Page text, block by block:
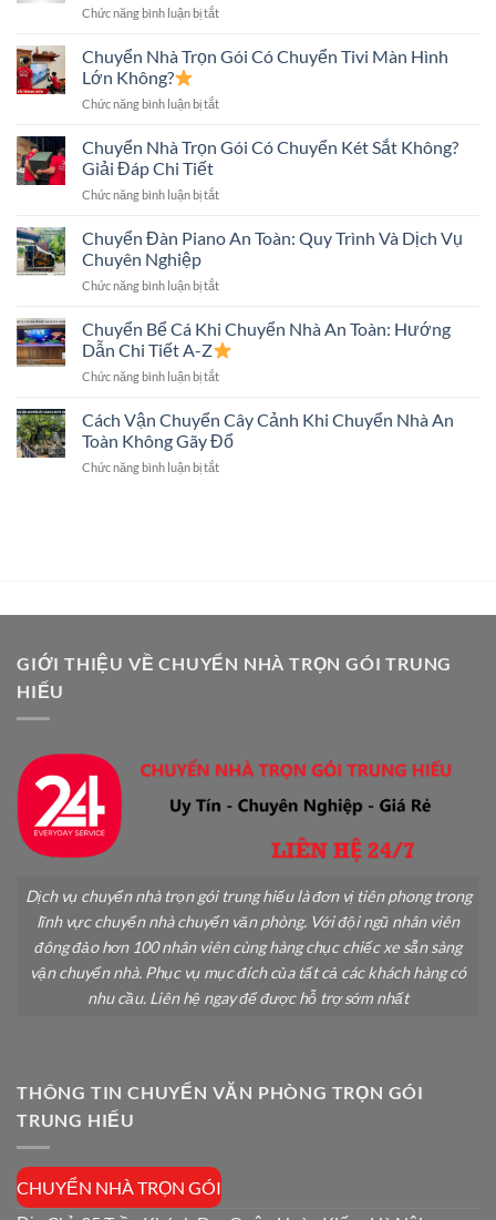
Những
Cần
Chuyển
An
Điều
Biết
Chức năng bình luận bị tắtở
Lắp
Máy
Khi
Nhà
Thuật,
Toàn
Chuyển Nhà Trọn Gói Có Chuyển Tivi Màn Hình
Lớn Không?
Chức năng bình luận bị tắtở
Nhà
Trọn
Có
Tivi
Lớn
Chuyển Nhà Trọn Gói Có Chuyển Két Sắt Không?
Giải Đáp Chi Tiết
Chức năng bình luận bị tắtở
Nhà
Trọn
Có
Két
Sắt
Không?
Giải
Chi
Tiết
Chuyển Đàn Piano An Toàn: Quy Trình Và Dịch Vụ
Chuyên Nghiệp
Chức năng bình luận bị tắtở
Đàn
Piano
An
Toàn:
Trình
Và
Vụ
Chuyển Bể Cá Khi Chuyển Nhà An Toàn: Hướng
Dẫn Chi Tiết A-Z
Chức năng bình luận bị tắtở
Bể
Cá
Khi
Chuyển
A-
Cách Vận Chuyển Cây Cảnh Khi Chuyển Nhà An
Toàn Không Gãy Đổ
Chức năng bình luận bị tắtở
Nhà
Toàn
Không
GIỚI THIỆU VỀ CHUYỂN NHÀ TRỌN GÓI TRUNG
HIẾU
Dịch vụ chuyển nhà trọn gói trung hiếu là đơn vị tiên phong trong
lĩnh vực chuyển nhà chuyển văn phòng. Với đội ngũ nhân viên
đông đảo hơn 100 nhân viên cùng hàng chục chiếc xe sẵn sàng
vận chuyển nhà. Phục vụ mục đích của tất cả các khách hàng có
nhu cầu. Liên hệ ngay để được hỗ trợ sớm nhất
THÔNG TIN CHUYỂN VĂN PHÒNG TRỌN GÓI
TRUNG HIẾU
CHUYỂN NHÀ TRỌN GÓI